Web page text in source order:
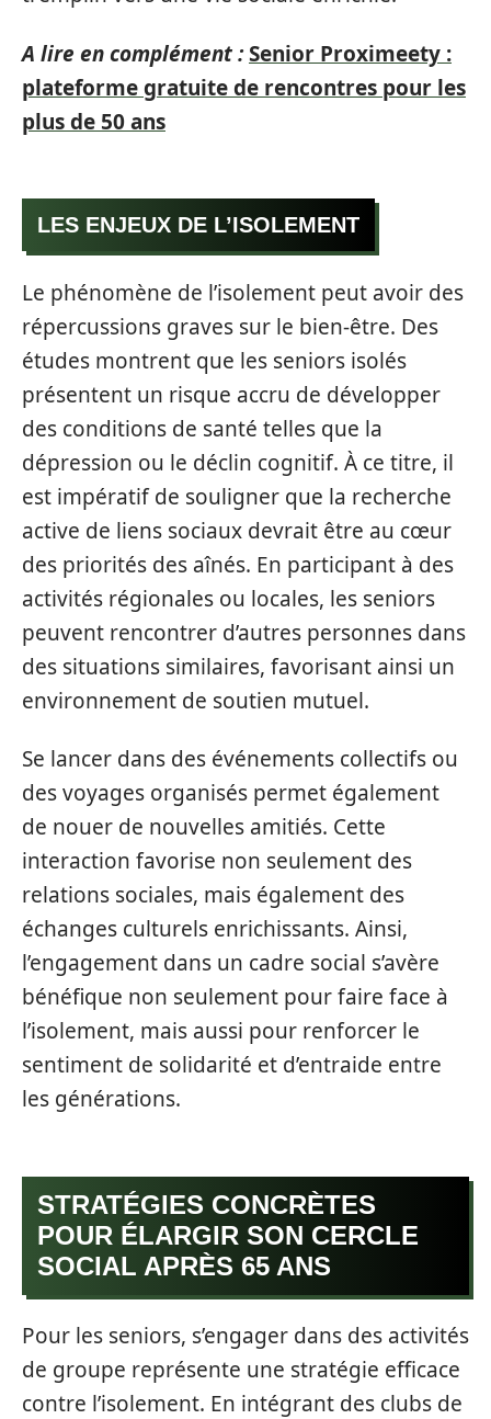
A lire en complément :Senior Proximeety :
plateforme gratuite de rencontres pour les
plus de 50 ans
LES ENJEUX DE L’ISOLEMENT
Le phénomène de l’isolement peut avoir des
répercussions graves sur le bien-être. Des
études montrent que les seniors isolés
présentent un risque accru de développer
des conditions de santé telles que la
dépression ou le déclin cognitif. À ce titre, il
est impératif de souligner que la recherche
active de liens sociaux devrait être au cœur
des priorités des aînés. En participant à des
activités régionales ou locales, les seniors
peuvent rencontrer d’autres personnes dans
des situations similaires, favorisant ainsi un
environnement de soutien mutuel.
Se lancer dans des événements collectifs ou
des voyages organisés permet également
de nouer de nouvelles amitiés. Cette
interaction favorise non seulement des
relations sociales, mais également des
échanges culturels enrichissants. Ainsi,
l’engagement dans un cadre social s’avère
bénéfique non seulement pour faire face à
l’isolement, mais aussi pour renforcer le
sentiment de solidarité et d’entraide entre
les générations.
STRATÉGIES CONCRÈTES
POUR ÉLARGIR SON CERCLE
SOCIAL APRÈS 65 ANS
Pour les seniors, s’engager dans des activités
de groupe représente une stratégie efficace
contre l’isolement. En intégrant des clubs de